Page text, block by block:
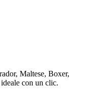
Maltese, Boxer,
con un clic.